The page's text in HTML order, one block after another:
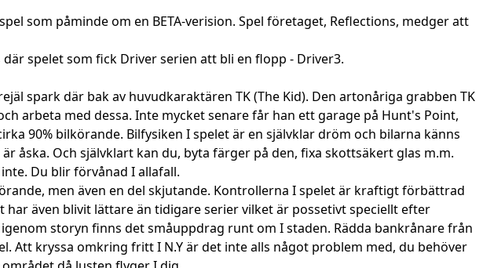
som påminde om en BETA-verision. Spel företaget, Reflections, medger att
spelet som fick Driver serien att bli en flopp - Driver3.
spark där bak av huvudkaraktären TK (The Kid). Den artonåriga grabben TK
arbeta med dessa. Inte mycket senare får han ett garage på Hunt's Point,
90% bilkörande. Bilfysiken I spelet är en självklar dröm och bilarna känns
åska. Och självklart kan du, byta färger på den, fixa skottsäkert glas m.m.
Du blir förvånad I allafall.
men även en del skjutande. Kontrollerna I spelet är kraftigt förbättrad
även blivit lättare än tidigare serier vilket är possetivt speciellt efter
storyn finns det småuppdrag runt om I staden. Rädda bankrånare från
kryssa omkring fritt I N.Y är det inte alls något problem med, du behöver